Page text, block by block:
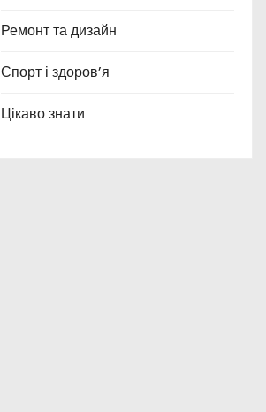
Ремонт та дизайн
Спорт і здоров’я
Цікаво знати